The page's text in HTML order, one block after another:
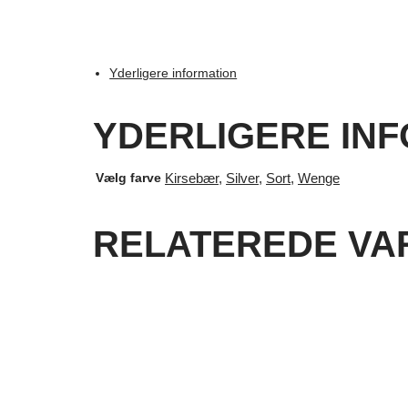
Yderligere information
YDERLIGERE
Vælg farve Kirsebær, Silver, Sort, Wenge
RELATEREDE